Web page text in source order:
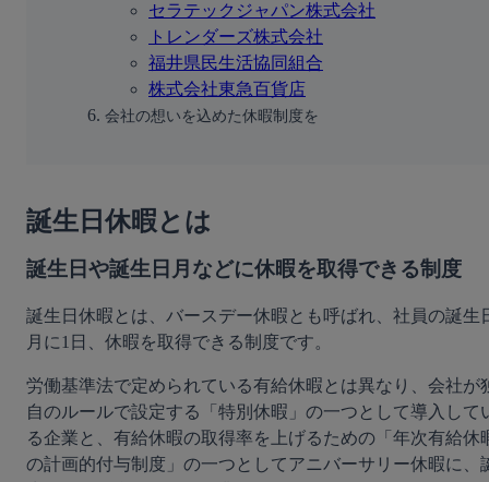
セラテックジャパン株式会社
トレンダーズ株式会社
福井県民生活協同組合
株式会社東急百貨店
会社の想いを込めた休暇制度を
誕生日休暇とは
誕生日や誕生日月などに休暇を取得できる制度
誕生日休暇とは、バースデー休暇とも呼ばれ、社員の誕生
月に1日、休暇を取得できる制度です。
労働基準法で定められている有給休暇とは異なり、会社が
自のルールで設定する「特別休暇」の一つとして導入して
る企業と、有給休暇の取得率を上げるための「年次有給休
の計画的付与制度」の一つとしてアニバーサリー休暇に、